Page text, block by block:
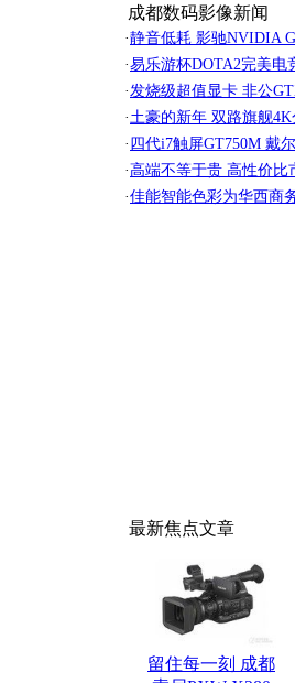
成都数码影像新闻
·静音低耗 影驰NVIDIA
·易乐游杯DOTA2完美电
·发烧级超值显卡 非公
·土豪的新年 双路旗舰
· 四代i7触屏GT750M 戴
·高端不等于贵 高性价比
·佳能智能色彩为华西商
最新焦点文章
留住每一刻 成都